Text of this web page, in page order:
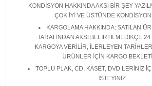
KONDİSYON HAKKINDA AKSİ BİR ŞEY
ÇOK İYİ VE ÜSTÜNDE
KARGOLAMA HAKKINDA; SATILAN
TARAFINDAN AKSİ BELİRTİLMEDİKÇE
KARGOYA VERİLİR, İLERLEYEN
ÜRÜNLER İÇİN KARGO
TOPLU PLAK, CD, KASET, DVD LERİNİZ
İSTEYİNİZ.